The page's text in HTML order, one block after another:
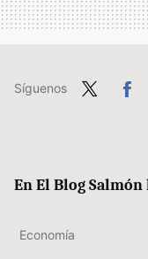
Síguenos
En El Blog Salmón
Economía